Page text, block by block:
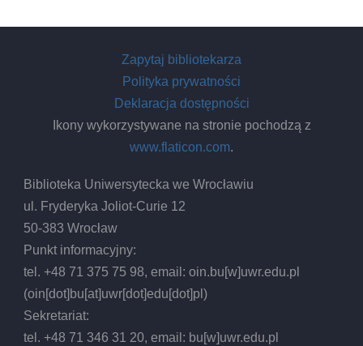
Zapytaj bibliotekarza
Polityka prywatności
Deklaracja dostępności
Ikony wykorzystywane na stronie pochodzą z
www.flaticon.com.
Biblioteka Uniwersytecka we Wrocławiu
ul. Fryderyka Joliot-Curie 12
50-383 Wrocław
Punkt informacyjny:
tel. +48 71 375 75 98, email:oin.bu[w]uwr.edu.pl
(oin[dot]bu[at]uwr[dot]edu[dot]pl)
Sekretariat:
tel. +48 71 346 31 20, email: bu[w]uwr.edu.pl